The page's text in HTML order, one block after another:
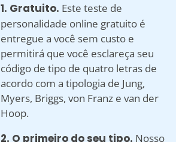
1. Gratuito. Este teste de
personalidade online gratuito é
entregue a você sem custo e
permitirá que você esclareça seu
código de tipo de quatro letras de
acordo com a tipologia de Jung,
Myers, Briggs, von Franz e van der
Hoop.
2. O primeiro do seu tipo. Nosso